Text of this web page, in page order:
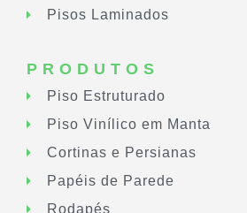
Pisos Laminados
PRODUTOS
Piso Estruturado
Piso Vinílico em Manta
Cortinas e Persianas
Papéis de Parede
Rodapés